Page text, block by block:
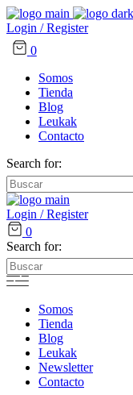
Login / Register
0
Somos
Tienda
Blog
Leukak
Contacto
Search for:
Login / Register
0
Search for:
Somos
Tienda
Blog
Leukak
Newsletter
Contacto